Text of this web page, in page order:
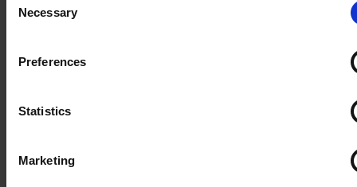
link in ourCookie Policy
. If you would like to know more
Selection
Necessary
Preferences
Statistics
Marketing